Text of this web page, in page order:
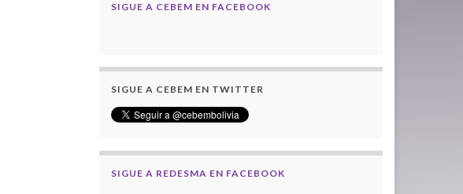
SIGUE A CEBEM EN FACEBOOK
SIGUE A CEBEM EN TWITTER
SIGUE A REDESMA EN FACEBOOK